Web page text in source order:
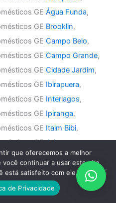
GEÁgua Funda,
GE Brooklin,
GECampo Belo,
GECampo Grande,
GECidade Jardim,
GE Ibirapuera,
GE Interlagos,
GE Ipiranga,
GE Itaim Bibi,
GEJabaquara,
GEJardim América
GEJardim Europa,
GEJardim Paulista
que oferecemos a melhor
continuar a usar este site,
está satisfeito com ele.
de Privacidade